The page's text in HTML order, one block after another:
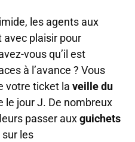
les agents aux
avec plaisir pour
vous qu’il est
à l’avance ? Vous
votre ticket la veille du
le jour J. De nombreux
passer auxguichets
les